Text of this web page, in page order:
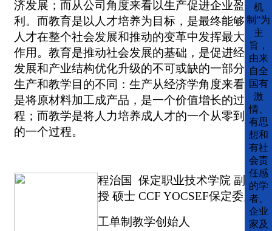
济发展；而从公司角度来看以生产促进企业盈
利。而教育是以人才培养为目标，是最终能够让
人才在整个社会发展和推动的变革中发挥最大的
作用。教育是推动社会发展的基础，是促进经济
发展和产业结构优化升级的不可或缺的一部分。
生产和教学目的不同：生产从经济学角度来看，
是将原材料加工成产品，是一个价值增长的过
程；而教学是将人力培养成人才的一个从零到有
的一个过程。
程治国
保定职业技术学院 副教
授 硕士 CCF YOCSEF保定委员
工单制教学创始人
机
制”为
主
旨，
由来
自全
国有
激
情、
有思
想和
有社
会责
任感
的学
者、
企业
家及